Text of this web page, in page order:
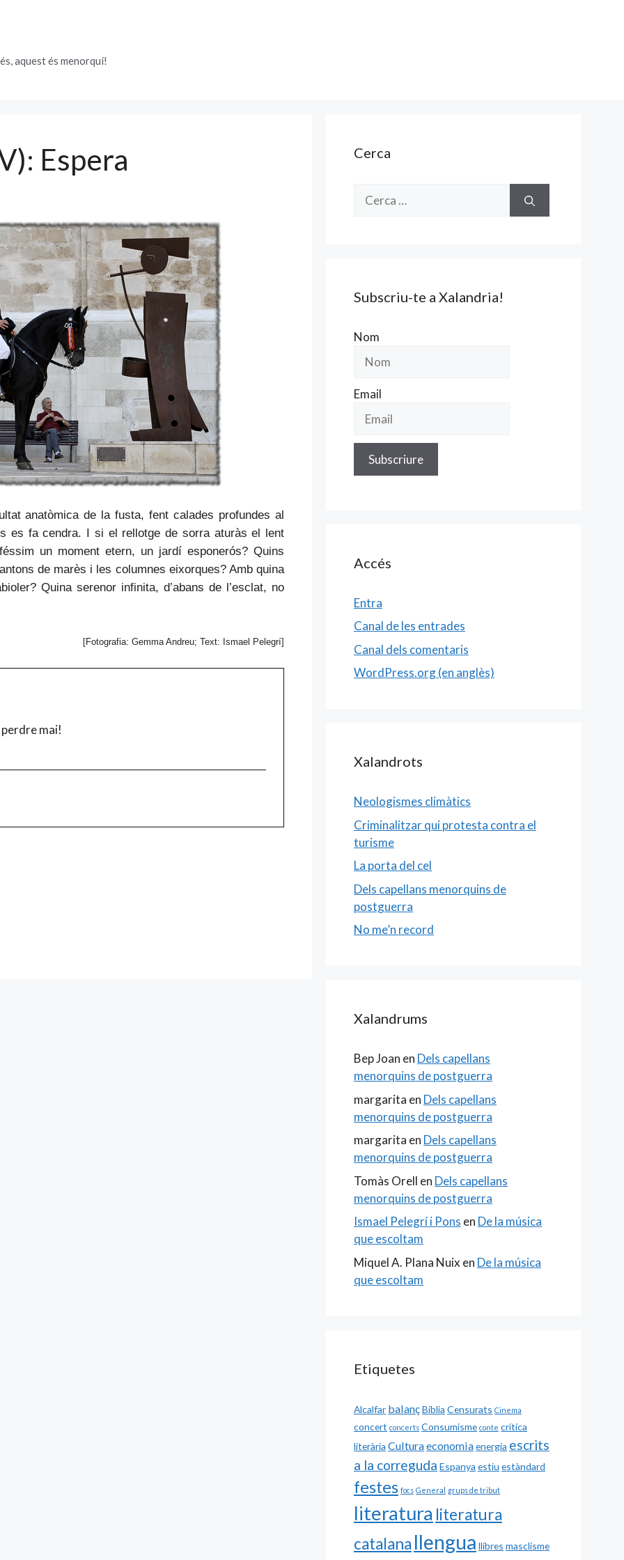
aquest és menorquí!
Espera
anatòmica de la fusta, fent calades profundes al
es fa cendra. I si el rellotge de sorra aturàs el lent
un moment etern, un jardí esponerós? Quins
de marès i les columnes eixorques? Amb quina
Quina serenor infinita, d’abans de l’esclat, no
[Fotografia: Gemma Andreu; Text: Ismael Pelegrí]
mai!
Cerca
Subscriu-te a Xalandria!
Nom
Email
Accés
Entra
Canal de les entrades
Canal dels comentaris
WordPress.org (en anglès)
Xalandrots
Neologismes climàtics
Criminalitzar qui protesta contra el
turisme
La porta del cel
Dels capellans menorquins de
postguerra
No me’n record
Xalandrums
Bep Joan en Dels capellans
menorquins de postguerra
margarita en Dels capellans
menorquins de postguerra
margarita en Dels capellans
menorquins de postguerra
Tomàs Orell en Dels capellans
menorquins de postguerra
Ismael Pelegrí i Pons en De la música
que escoltam
Miquel A. Plana Nuix en De la música
que escoltam
Etiquetes
Alcalfar balançBiblia Censurats Cinema
concert concerts Consumisme conte crítica
literària Culturaeconomiaenergia escrits
a la correguda Espanya estiu estàndard
festes focs General grups de tribut
literatura literatura
catalana llengua llibres masclisme